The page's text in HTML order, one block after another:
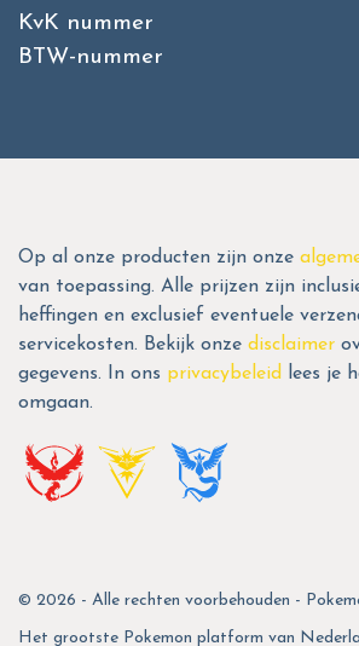
KvK nummer
BTW-nummer
Op al onze producten zijn onze
van toepassing. Alle prijzen zijn
heffingen en exclusief eventuele
servicekosten. Bekijk onze disclaimer
gegevens. In ons privacybeleid
lees je
omgaan.
© 2026 - Alle rechten voorbehouden -
Het grootste Pokemon platform van